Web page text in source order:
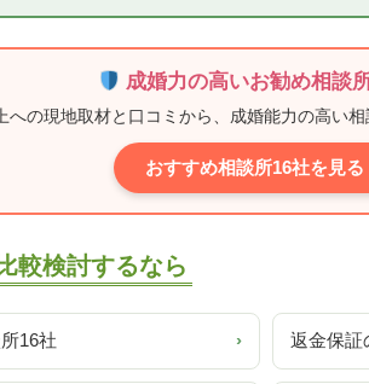
成婚力の高いお勧め相談
への現地取材と口コミから、成婚能力の高い相
おすすめ相談所16社を見
較検討するなら
16社 › 返金保証